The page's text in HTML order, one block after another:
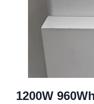
1200W